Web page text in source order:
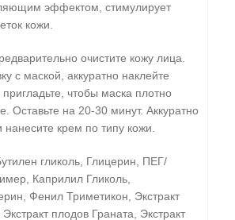
эффектом, стимулирует
кожи.
очистите кожу лица.
с маской, аккуратно наклейте
чтобы маска плотно
Оставьте на 20-30 минут. Аккуратно
крем по типу кожи.
гликоль, Глицерин, ПЕГ/
Каприлил Гликоль,
Фенил Триметикон, Экстракт
плодов Граната, Экстракт